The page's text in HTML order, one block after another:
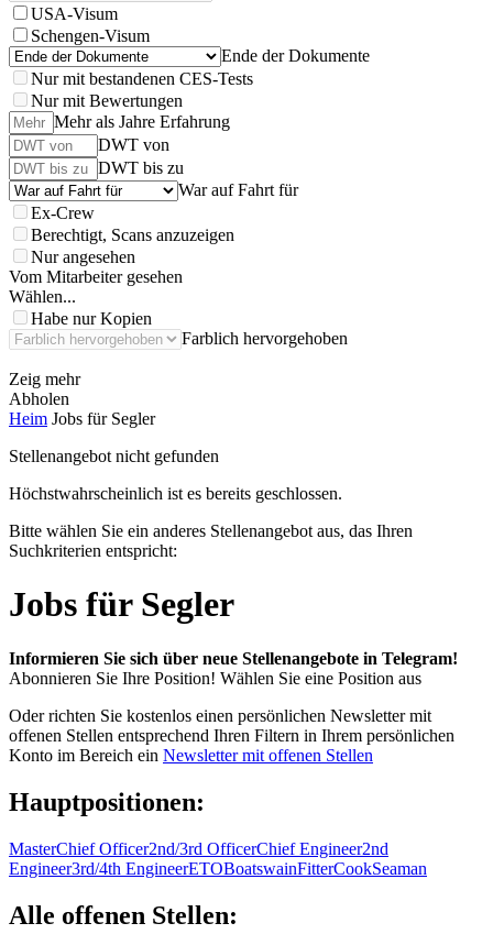
USA-Visum
Schengen-Visum
Ende der Dokumente
Nur mit bestandenen CES-Tests
Nur mit Bewertungen
Mehr als Jahre Erfahrung
DWT von
DWT bis zu
War auf Fahrt für
Ex-Crew
Berechtigt, Scans anzuzeigen
Nur angesehen
Vom Mitarbeiter gesehen
Wählen...
Habe nur Kopien
Farblich hervorgehoben
Zeig mehr
Abholen
Heim Jobs für Segler
Stellenangebot nicht gefunden
Höchstwahrscheinlich ist es bereits geschlossen.
Bitte wählen Sie ein anderes Stellenangebot aus, das Ihren
Suchkriterien entspricht:
Jobs für Segler
Informieren Sie sich über neue Stellenangebote in Telegram!
Abonnieren Sie Ihre Position! Wählen Sie eine Position aus
Oder richten Sie kostenlos einen persönlichen Newsletter mit
offenen Stellen entsprechend Ihren Filtern in Ihrem persönlichen
Konto im Bereich ein Newsletter mit offenen Stellen
Hauptpositionen:
MasterChief Officer2nd/3rd OfficerChief Engineer2nd
Engineer3rd/4th EngineerETOBoatswainFitterCookSeaman
Alle offenen Stellen: